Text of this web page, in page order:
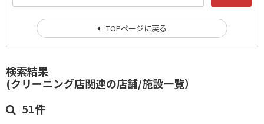
検索結果
(クリーニング店関連の店舗/施設一覧）
51件
TOPページに戻る